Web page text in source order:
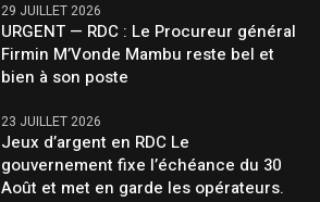
29 JUILLET 2026
URGENT — RDC : Le Procureur général
Firmin M’Vonde Mambu reste bel et
bien à son poste
23 JUILLET 2026
Jeux d’argent en RDC Le
gouvernement fixe l’échéance du 30
Août et met en garde les opérateurs.